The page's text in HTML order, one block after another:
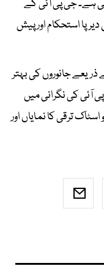
ہے۔ جی پی آئی کے
استحکام اور پیش
ذریعے جانوروں کی بہتر
آئی کی نگرانی میں
ترقی کا نمایاں اور